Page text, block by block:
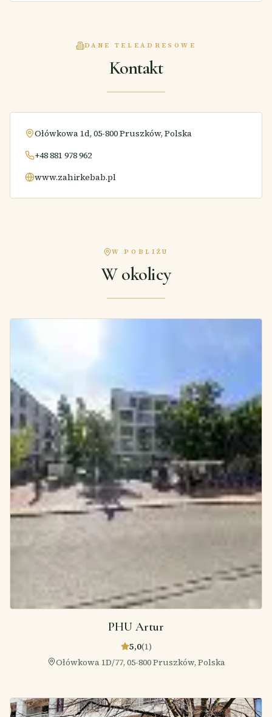
DANE TELEADRESOWE
Kontakt
Ołówkowa 1d, 05-800 Pruszków, Polska
+48 881 978 962
www.zahirkebab.pl
W POBLIŻU
W okolicy
PHU Artur
5,0(1)
Ołówkowa 1D/77, 05-800 Pruszków, Polska